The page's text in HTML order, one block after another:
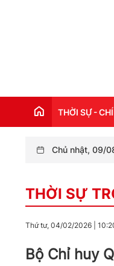
THỜI SỰ -
THỜI SỰ
KỶ NIỆM 110
Chủ nhật, 09/
THỜI SỰ
Thứ tư, 04/02/2026
Bộ Chỉ huy